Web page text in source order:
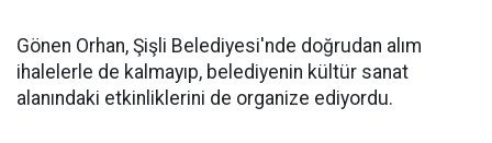
Gönen Orhan, Şişli Belediyesi'nde doğrudan alım
ihalelerle de kalmayıp, belediyenin kültür sanat
alanındaki etkinliklerini de organize ediyordu.